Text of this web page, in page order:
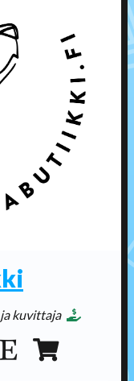
kuvittaja